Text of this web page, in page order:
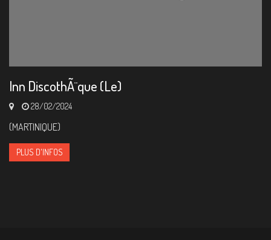
Inn DiscothÃ¨que (Le)
28/02/2024
(MARTINIQUE)
PLUS D'INFOS